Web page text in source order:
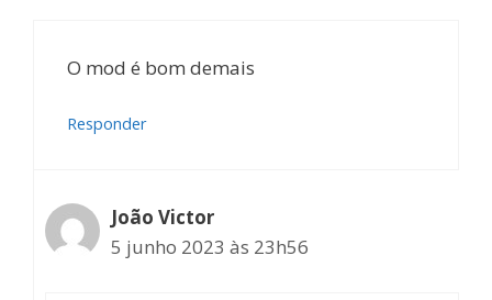
O mod é bom demais
Responder
João Victor
5 junho 2023 às 23h56